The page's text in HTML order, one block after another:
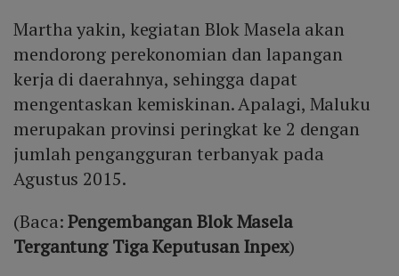
Martha yakin, kegiatan Blok Masela akan
mendorong perekonomian dan lapangan
kerja di daerahnya, sehingga dapat
mengentaskan kemiskinan. Apalagi, Maluku
merupakan provinsi peringkat ke 2 dengan
jumlah pengangguran terbanyak pada
Agustus 2015.
(Baca:Pengembangan Blok Masela
Tergantung Tiga Keputusan Inpex)